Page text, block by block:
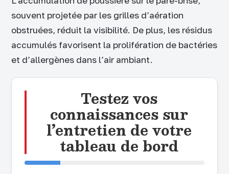
souvent projetée par les grilles d’aération
obstruées, réduit la visibilité. De plus, les résidus
accumulés favorisent la prolifération de bactéries
et d’allergènes dans l’air ambiant.
Testez vos
connaissances sur
l’entretien de votre
tableau de bord